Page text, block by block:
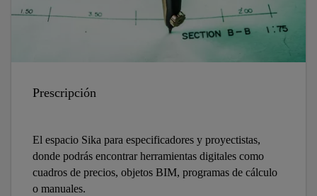
Prescripción
El espacio Sika para especificadores y proyectistas,
donde podrás encontrar herramientas digitales como
cuadros de precios, objetos BIM, programas de cálculo
o manuales.